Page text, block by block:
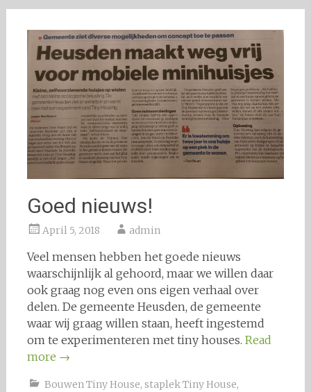
Goed nieuws!
April 5, 2018 admin
Veel mensen hebben het goede nieuws
waarschijnlijk al gehoord, maar we willen daar
ook graag nog even ons eigen verhaal over
delen. De gemeente Heusden, de gemeente
waar wij graag willen staan, heeft ingestemd
om te experimenteren met tiny houses. Read
more →
Bouwen Tiny House, staplek Tiny House,